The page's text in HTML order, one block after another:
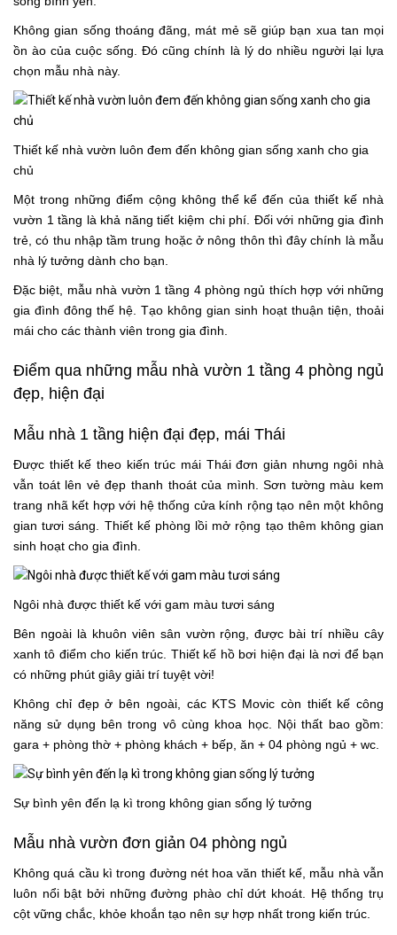
Không gian sống thoáng đãng, mát mẻ sẽ giúp bạn xua tan mọi
ồn ào của cuộc sống. Đó cũng chính là lý do nhiều người lại lựa
chọn mẫu nhà này.
Thiết kế nhà vườn luôn đem đến không gian sống xanh cho gia
chủ
Một trong những điểm cộng không thể kể đến của thiết kế nhà
vườn 1 tầng là khả năng tiết kiệm chi phí. Đối với những gia đình
trẻ, có thu nhập tầm trung hoặc ở nông thôn thì đây chính là mẫu
nhà lý tưởng dành cho bạn.
Đặc biệt, mẫu nhà vườn 1 tầng 4 phòng ngủ thích hợp với những
gia đình đông thế hệ. Tạo không gian sinh hoạt thuận tiện, thoải
mái cho các thành viên trong gia đình.
Điểm qua những mẫu nhà vườn 1 tầng 4 phòng ngủ
đẹp, hiện đại
Mẫu nhà 1 tầng hiện đại đẹp, mái Thái
Được thiết kế theo kiến trúc mái Thái đơn giản nhưng ngôi nhà
vẫn toát lên vẻ đẹp thanh thoát của mình. Sơn tường màu kem
trang nhã kết hợp với hệ thống cửa kính rộng tạo nên một không
gian tươi sáng. Thiết kế phòng lồi mở rộng tạo thêm không gian
sinh hoạt cho gia đình.
Ngôi nhà được thiết kế với gam màu tươi sáng
Bên ngoài là khuôn viên sân vườn rộng, được bài trí nhiều cây
xanh tô điểm cho kiến trúc. Thiết kế hồ bơi hiện đại là nơi để bạn
có những phút giây giải trí tuyệt vời!
Không chỉ đẹp ở bên ngoài, các KTS Movic còn thiết kế công
năng sử dụng bên trong vô cùng khoa học. Nội thất bao gồm:
gara + phòng thờ + phòng khách + bếp, ăn + 04 phòng ngủ + wc.
Sự bình yên đến lạ kì trong không gian sống lý tưởng
Mẫu nhà vườn đơn giản 04 phòng ngủ
Không quá cầu kì trong đường nét hoa văn thiết kế, mẫu nhà vẫn
luôn nổi bật bởi những đường phào chỉ dứt khoát. Hệ thống trụ
cột vững chắc, khỏe khoắn tạo nên sự hợp nhất trong kiến trúc.